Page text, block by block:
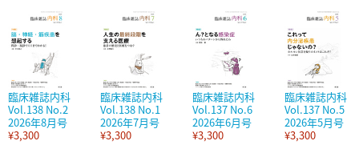
臨床雑誌内科
Vol.138 No.2
2026年8月号
¥3,300
臨床雑誌内科
Vol.138 No.1
2026年7月号
¥3,300
臨床雑誌内科
Vol.137 No.6
2026年6月号
¥3,300
臨床雑誌内科
Vol.137 No.5
2026年5月号
¥3,300